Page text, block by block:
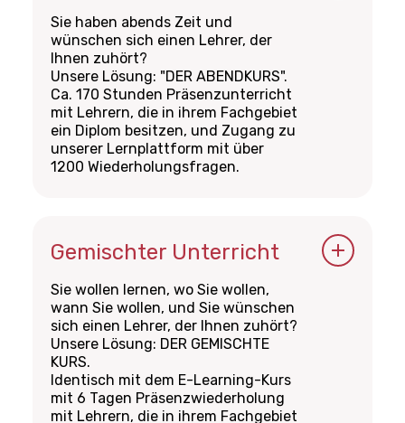
Öffnungszeiten
Montag bis Freitag von 08:30 bis
11:45 Uhr und von 13:00 bis 16:15 Uhr
Preis
Der Kurspreis beinhaltet 170
diplomierten und auf ihr Fachgebiet
spezialisierten Lehrkräften, die
Kursunterlagen und den Zugang zu
unserer Lernplattform mit über
1200 Wiederholungsfragen.
Vous avez également la possibilité
de bénéficier du chèque annuel de
Abendkurse
Sie haben abends Zeit und
wünschen sich einen Lehrer, der
Ihnen zuhört?
Unsere Lösung: "DER ABENDKURS".
Ca. 170 Stunden Präsenzunterricht
mit Lehrern, die in ihrem Fachgebiet
ein Diplom besitzen, und Zugang zu
unserer Lernplattform mit über
1200 Wiederholungsfragen.
Ab dem 24. Januar bis zum 17. April
Öffnungszeiten
Montag bis Freitag von 08:30 bis
11:45 Uhr und von 13:00 bis 16:15 Uhr
Preis
Gemischter Unterricht
Sie wollen lernen, wo Sie wollen,
wann Sie wollen, und Sie wünschen
sich einen Lehrer, der Ihnen zuhört?
Unsere Lösung: DER GEMISCHTE
KURS.
Identisch mit dem E-Learning-Kurs
mit 6 Tagen Präsenzwiederholung
mit Lehrern, die in ihrem Fachgebiet